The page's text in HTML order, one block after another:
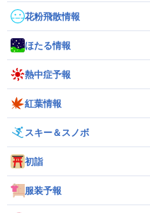
花粉飛散情報
ほたる情報
熱中症予報
紅葉情報
スキー＆スノボ
初詣
服装予報